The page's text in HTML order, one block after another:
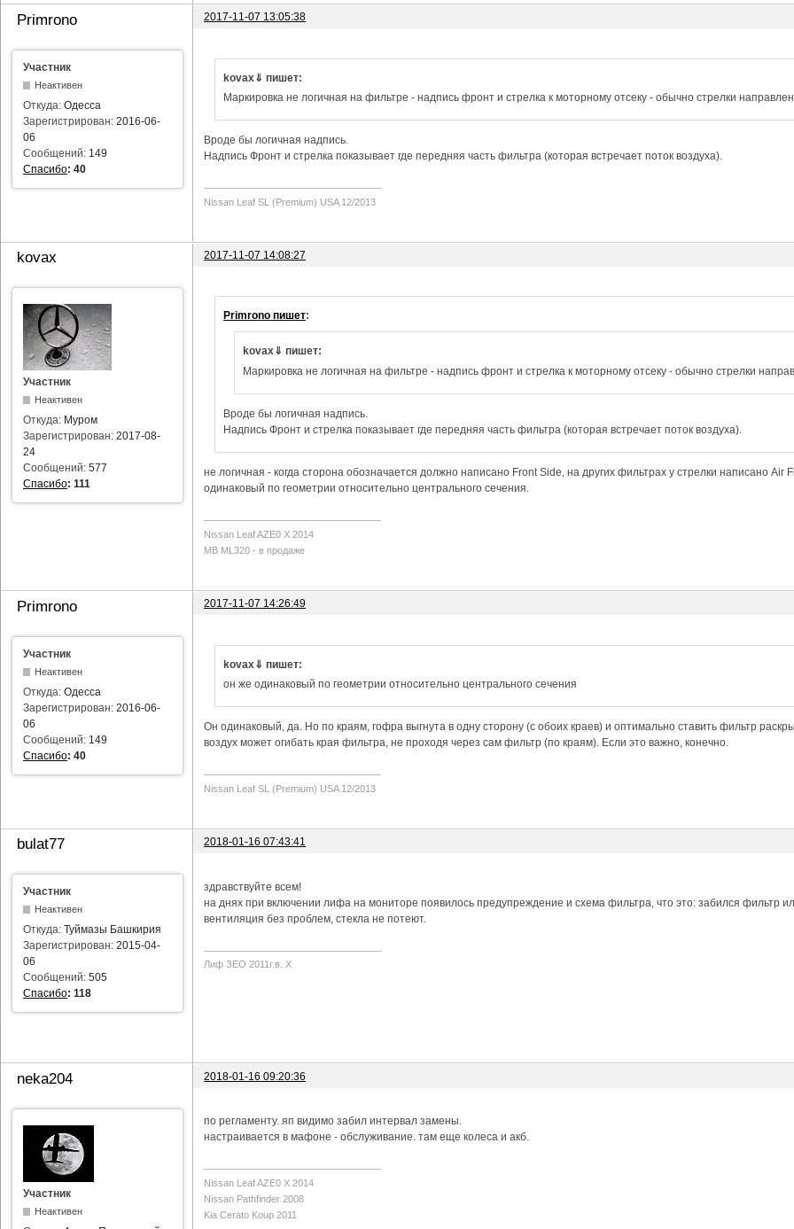
Primrono 2017-11-07 13:05:38
Участник
Неактивен
Откуда: Одесса
Зарегистрирован: 2016-06-
06
Сообщений: 149
Спасибо: 40
kovax⇓ пишет:
Маркировка не логичная на фильтре - надпись фронт и стрелка к моторному отсеку - обычно стрелки
Вроде бы логичная надпись.
Надпись Фронт и стрелка показывает где передняя часть фильтра (которая встречает поток воздуха).
Nissan Leaf SL (Premium) USA 12/2013
kovax 2017-11-07 14:08:27
Участник
Неактивен
Откуда: Муром
Зарегистрирован: 2017-08-
24
Сообщений: 577
Спасибо: 111
Primrono пишет:
kovax⇓ пишет:
Маркировка не логичная на фильтре - надпись фронт и стрелка к моторному отсеку - обычно стрелки
Вроде бы логичная надпись.
Надпись Фронт и стрелка показывает где передняя часть фильтра (которая встречает поток воздуха).
не логичная - когда сторона обозначается должно написано Front Side, на других фильтрах у стрелки написано
одинаковый по геометрии относительно центрального сечения.
Nissan Leaf AZE0 X 2014
MB ML320 - в продаже
Primrono 2017-11-07 14:26:49
Участник
Неактивен
Откуда: Одесса
Зарегистрирован: 2016-06-
06
Сообщений: 149
Спасибо: 40
kovax⇓ пишет:
он же одинаковый по геометрии относительно центрального сечения
Он одинаковый, да. Но по краям, гофра выгнута в одну сторону (с обоих краев) и оптимально ставить фильтр
воздух может огибать края фильтра, не проходя через сам фильтр (по краям). Если это важно, конечно.
Nissan Leaf SL (Premium) USA 12/2013
bulat77 2018-01-16 07:43:41
Участник
Неактивен
Откуда: Туймазы Башкирия
Зарегистрирован: 2015-04-
06
Сообщений: 505
Спасибо: 118
здравствуйте всем!
на днях при включении лифа на мониторе появилось предупреждение и схема фильтра, что это: забился фильтр
вентиляция без проблем, стекла не потеют.
Лиф ЗЕО 2011г.в. Х
neka204 2018-01-16 09:20:36
Участник
Неактивен
по регламенту. яп видимо забил интервал замены.
настраивается в мафоне - обслуживание. там еще колеса и акб.
Nissan Leaf AZE0 X 2014
Nissan Pathfinder 2008
Kia Cerato Koup 2011